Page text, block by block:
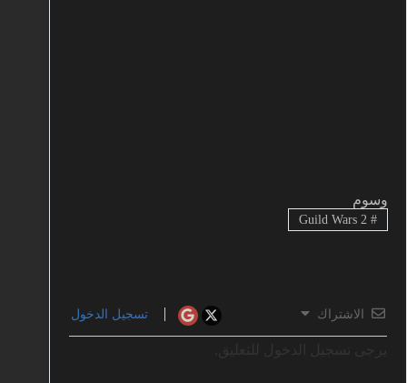
وسوم
#
Guild Wars 2
الاشتراك تسجيل الدخول